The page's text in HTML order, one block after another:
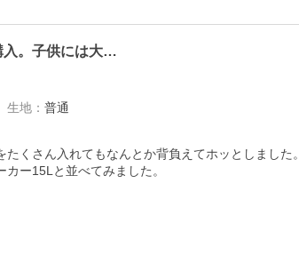
入。子供には大…
生地 ： 普通
くさん入れてもなんとか背負えてホッとしました。
ー15Lと並べてみました。